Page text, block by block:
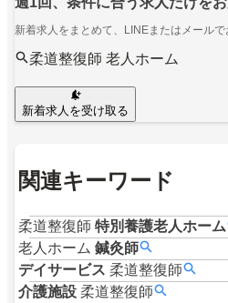
新着求人をまとめて、LINEまたはメール
柔道整復師 老人ホーム
新着求人を受け取る
関連キーワード
柔道整復師 特別養護老人ホーム
老人ホーム 鍼灸師
デイサービス 柔道整復師
介護施設 柔道整復師